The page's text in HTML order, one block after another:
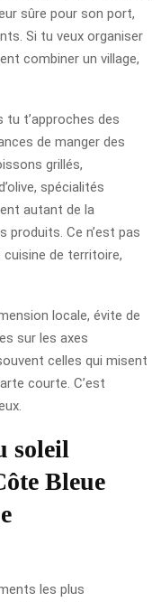
sûre pour son port,
Si tu veux organiser
combiner un village,
tu t’approches des
de manger des
grillés,
spécialités
autant de la
produits. Ce n’est pas
de territoire,
locale, évite de
sur les axes
celles qui misent
courte. C’est
soleil
Bleue
les plus